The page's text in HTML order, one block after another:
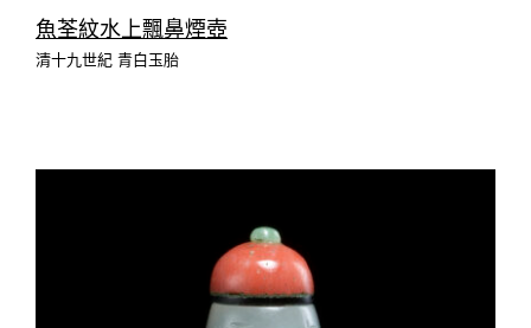
魚荃紋水上飄鼻煙壺
清十九世紀 青白玉胎